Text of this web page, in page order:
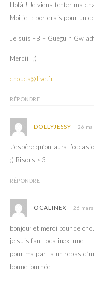
Holà ! Je viens tenter ma
Moi je le porterais pour un
Je suis FB – Gueguin
Merciiii ;)
chouca@live.fr
RÉPONDRE
DOLLYJESSY 26
J’espère qu’on aura
;) Bisous <3
RÉPONDRE
OCALINEX 26
bonjour et merci pour ce
je suis fan : ocalinex lune
pour ma part a un repas
bonne journée